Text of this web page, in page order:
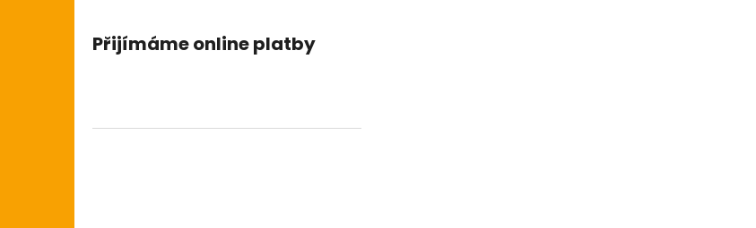
Přijímáme online platby